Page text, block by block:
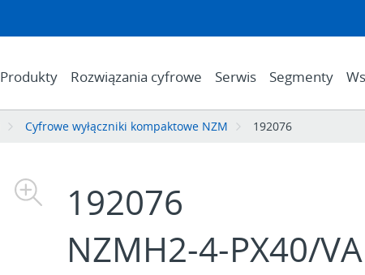
Produkty Rozwiązania cyfrowe Serwis Segmenty
Cyfrowe wyłączniki kompaktowe NZM 192076
192076
NZMH2-4-PX40/